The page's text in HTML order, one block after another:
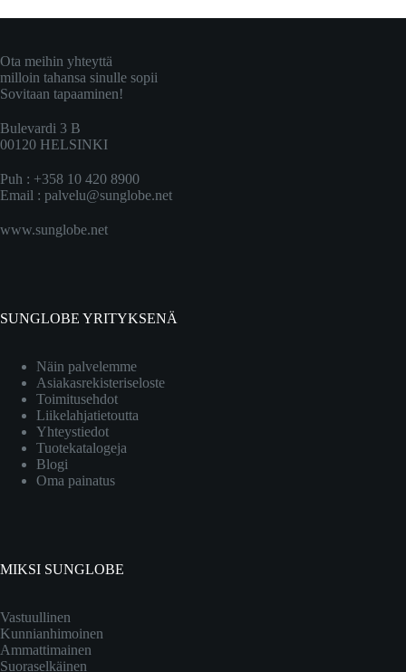
Ota meihin yhteyttä
milloin tahansa sinulle sopii
Sovitaan tapaaminen!
Bulevardi 3 B
00120 HELSINKI
Puh : +358 10 420 8900
Email : palvelu@sunglobe.net
www.sunglobe.net
SUNGLOBE YRITYKSENÄ
Näin palvelemme
Asiakasrekisteriseloste
Toimitusehdot
Liikelahjatietoutta
Yhteystiedot
Tuotekatalogeja
Blogi
Oma painatus
MIKSI SUNGLOBE
Vastuullinen
Kunnianhimoinen
Ammattimainen
Suoraselkäinen